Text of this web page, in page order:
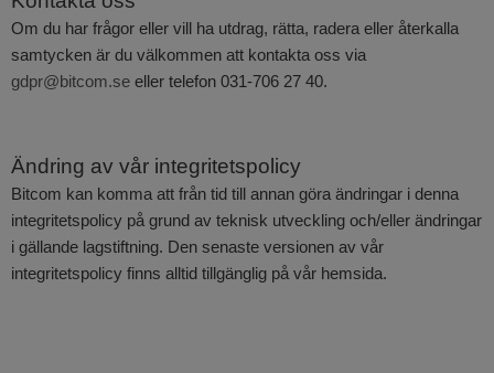
Om du har frågor eller vill ha utdrag, rätta, radera eller återkalla
samtycken är du välkommen att kontakta oss via
gdpr@bitcom.se eller telefon 031-706 27 40.
Ändring av vår integritetspolicy
Bitcom kan komma att från tid till annan göra ändringar i denna
integritetspolicy på grund av teknisk utveckling och/eller ändringar
i gällande lagstiftning. Den senaste versionen av vår
integritetspolicy finns alltid tillgänglig på vår hemsida.